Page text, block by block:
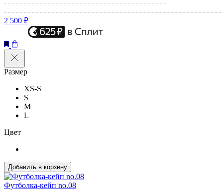
2 500 ₽
Размер
XS-S
S
M
L
Цвет
Добавить в корзину
Футболка-кейп no.08